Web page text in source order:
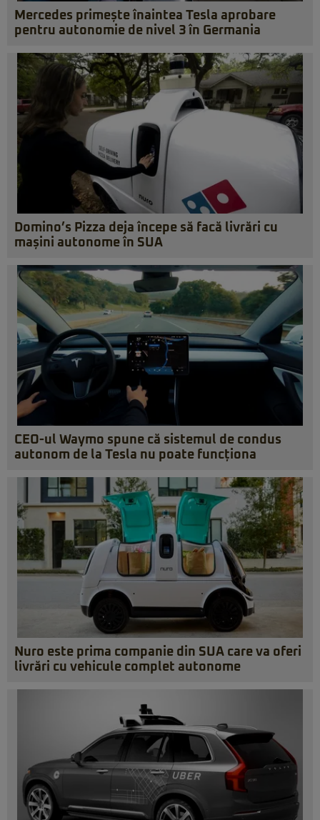
Mercedes primește înaintea Tesla aprobare
pentru autonomie de nivel 3 în Germania
Domino’s Pizza deja începe să facă livrări cu
mașini autonome în SUA
CEO-ul Waymo spune că sistemul de condus
autonom de la Tesla nu poate funcționa
Nuro este prima companie din SUA care va oferi
livrări cu vehicule complet autonome